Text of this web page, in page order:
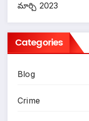
మార్చి 2023
Categories
Blog
Crime